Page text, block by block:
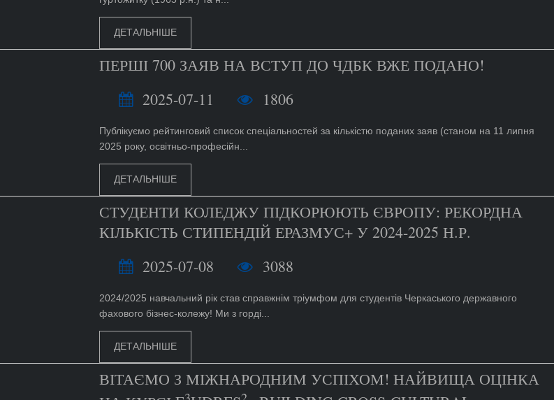
ДЕТАЛЬНІШЕ
ПЕРШІ 700 ЗАЯВ НА ВСТУП ДО ЧДБК ВЖЕ ПОДАНО!
2025-07-11
1806
Публікуємо рейтинговий список спеціальностей за кількістю поданих заяв (станом на 11 липня
2025 року, освітньо-професійн...
ДЕТАЛЬНІШЕ
СТУДЕНТИ КОЛЕДЖУ ПІДКОРЮЮТЬ ЄВРОПУ: РЕКОРДНА
КІЛЬКІСТЬ СТИПЕНДІЙ ЕРАЗМУС+ У 2024-2025 Н.Р.
2025-07-08
3088
2024/2025 навчальний рік став справжнім тріумфом для студентів Черкаського державного
фахового бізнес-колежу! Ми з горді...
ДЕТАЛЬНІШЕ
ВІТАЄМО З МІЖНАРОДНИМ УСПІХОМ! НАЙВИЩА ОЦІНКА